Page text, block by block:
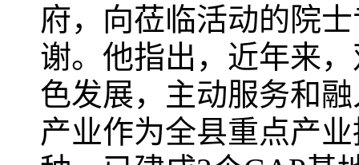
府，向莅临活动的院
谢。他指出，近年来
色发展，主动服务和
产业作为全县重点产